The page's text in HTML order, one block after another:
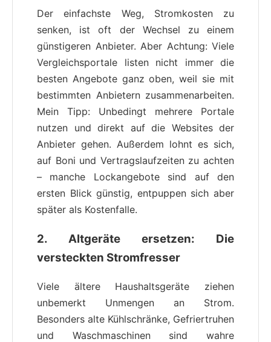
Der einfachste Weg, Stromkosten zu
senken, ist oft der Wechsel zu einem
günstigeren Anbieter. Aber Achtung: Viele
Vergleichsportale listen nicht immer die
besten Angebote ganz oben, weil sie mit
bestimmten Anbietern zusammenarbeiten.
Mein Tipp: Unbedingt mehrere Portale
nutzen und direkt auf die Websites der
Anbieter gehen. Außerdem lohnt es sich,
auf Boni und Vertragslaufzeiten zu achten
– manche Lockangebote sind auf den
ersten Blick günstig, entpuppen sich aber
später als Kostenfalle.
2. Altgeräte ersetzen: Die
versteckten Stromfresser
Viele ältere Haushaltsgeräte ziehen
unbemerkt Unmengen an Strom.
Besonders alte Kühlschränke, Gefriertruhen
und Waschmaschinen sind wahre